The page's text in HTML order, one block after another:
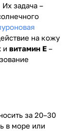
задача –
новая
на кожу
и витамин Е –
за 20–30
в море или